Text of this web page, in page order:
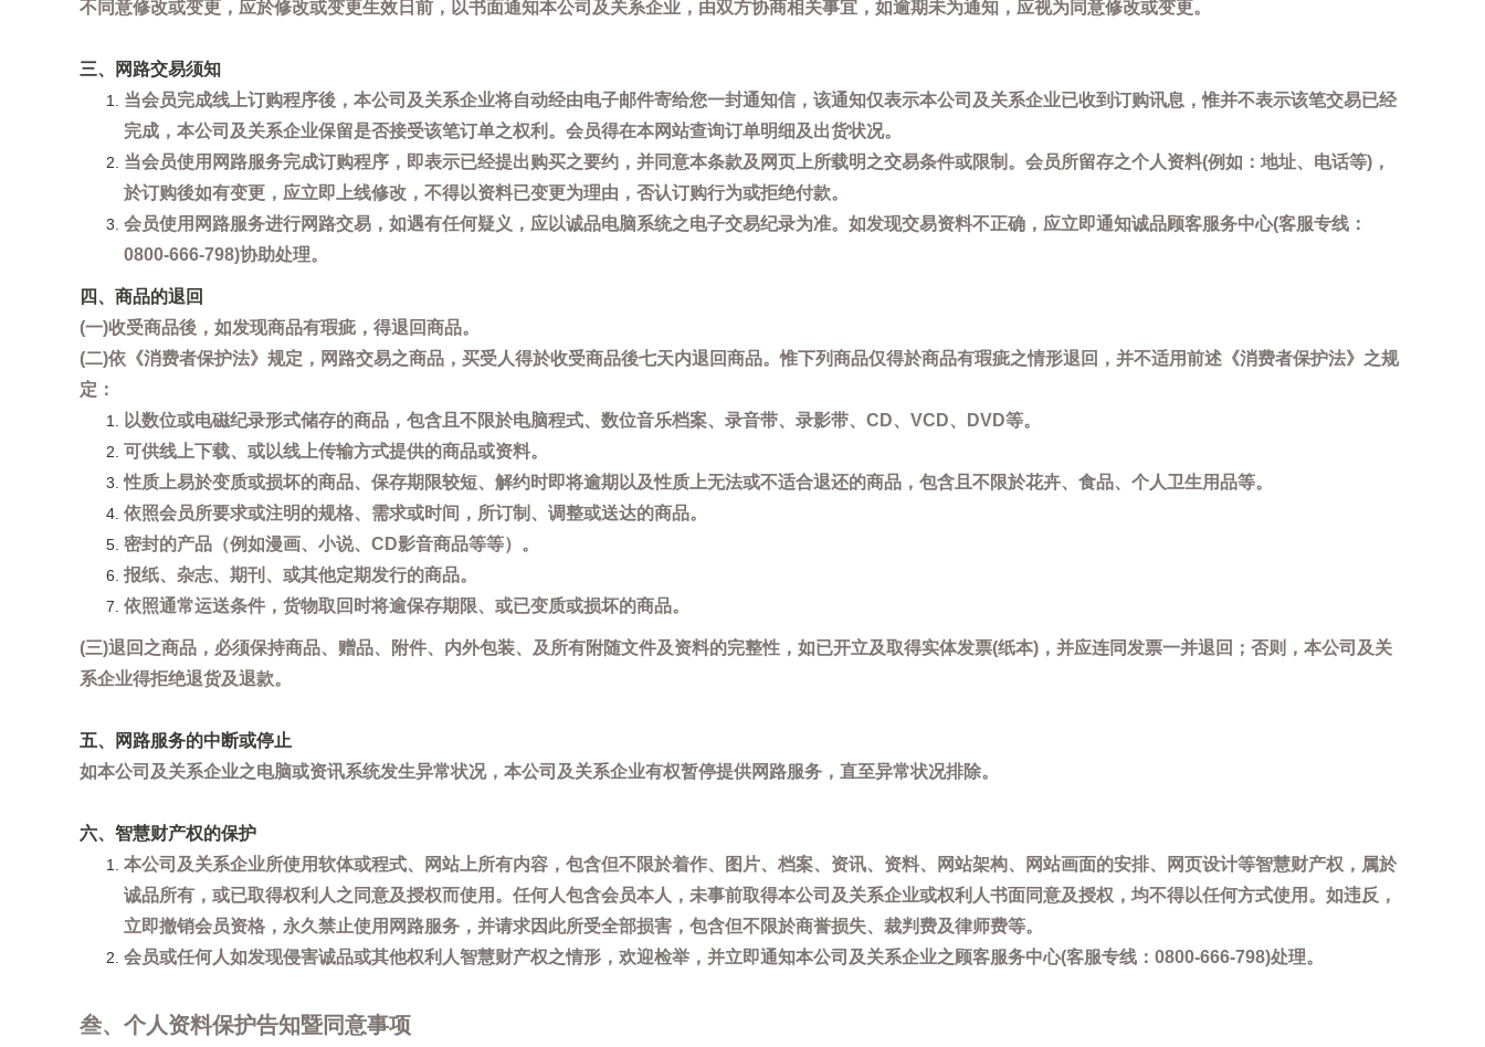
不同意修改或变更，应於修改或变更生效日前，以书面通知本公司及关系企业，由双方协商相关事宜，如逾期未为通知，应视为同意修改或变更。
三、网路交易须知
当会员完成线上订购程序後，本公司及关系企业将自动经由电子邮件寄给您一封通知信，该通知仅表示本公司及关系企业已收到订购讯息，惟并不表示该笔交易已经
完成，本公司及关系企业保留是否接受该笔订单之权利。会员得在本网站查询订单明细及出货状况。
当会员使用网路服务完成订购程序，即表示已经提出购买之要约，并同意本条款及网页上所载明之交易条件或限制。会员所留存之个人资料(例如：地址、电话等)，
於订购後如有变更，应立即上线修改，不得以资料已变更为理由，否认订购行为或拒绝付款。
会员使用网路服务进行网路交易，如遇有任何疑义，应以诚品电脑系统之电子交易纪录为准。如发现交易资料不正确，应立即通知诚品顾客服务中心(客服专线：
0800-666-798)协助处理。
四、商品的退回
(一)收受商品後，如发现商品有瑕疵，得退回商品。
(二)依《消费者保护法》规定，网路交易之商品，买受人得於收受商品後七天内退回商品。惟下列商品仅得於商品有瑕疵之情形退回，并不适用前述《消费者保护法》之规
定：
以数位或电磁纪录形式储存的商品，包含且不限於电脑程式、数位音乐档案、录音带、录影带、CD、VCD、DVD等。
可供线上下载、或以线上传输方式提供的商品或资料。
性质上易於变质或损坏的商品、保存期限较短、解约时即将逾期以及性质上无法或不适合退还的商品，包含且不限於花卉、食品、个人卫生用品等。
依照会员所要求或注明的规格、需求或时间，所订制、调整或送达的商品。
密封的产品（例如漫画、小说、CD影音商品等等）。
报纸、杂志、期刊、或其他定期发行的商品。
依照通常运送条件，货物取回时将逾保存期限、或已变质或损坏的商品。
(三)退回之商品，必须保持商品、赠品、附件、内外包装、及所有附随文件及资料的完整性，如已开立及取得实体发票(纸本)，并应连同发票一并退回；否则，本公司及关
系企业得拒绝退货及退款。
五、网路服务的中断或停止
如本公司及关系企业之电脑或资讯系统发生异常状况，本公司及关系企业有权暂停提供网路服务，直至异常状况排除。
六、智慧财产权的保护
本公司及关系企业所使用软体或程式、网站上所有内容，包含但不限於着作、图片、档案、资讯、资料、网站架构、网站画面的安排、网页设计等智慧财产权，属於
诚品所有，或已取得权利人之同意及授权而使用。任何人包含会员本人，未事前取得本公司及关系企业或权利人书面同意及授权，均不得以任何方式使用。如违反，
立即撤销会员资格，永久禁止使用网路服务，并请求因此所受全部损害，包含但不限於商誉损失、裁判费及律师费等。
会员或任何人如发现侵害诚品或其他权利人智慧财产权之情形，欢迎检举，并立即通知本公司及关系企业之顾客服务中心(客服专线：0800-666-798)处理。
叁、个人资料保护告知暨同意事项